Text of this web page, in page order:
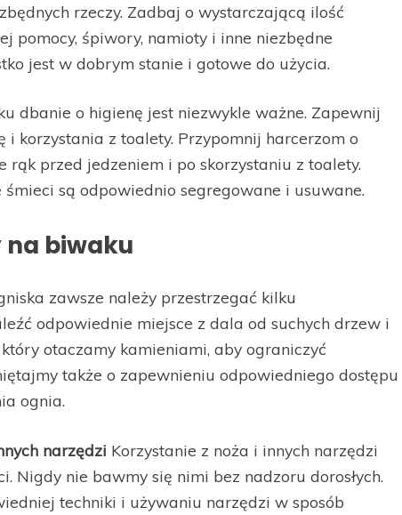
rzeczy. Zadbaj o wystarczającą ilość
pomocy, śpiwory, namioty i inne niezbędne
jest w dobrym stanie i gotowe do użycia.
dbanie o higienę jest niezwykle ważne. Zapewnij
korzystania z toalety. Przypomnij harcerzom o
rąk przed jedzeniem i po skorzystaniu z toalety.
są odpowiednio segregowane i usuwane.
na biwaku
zawsze należy przestrzegać kilku
odpowiednie miejsce z dala od suchych drzew i
otaczamy kamieniami, aby ograniczyć
także o zapewnieniu odpowiedniego dostępu
ognia.
narzędzi Korzystanie z noża i innych narzędzi
Nigdy nie bawmy się nimi bez nadzoru dorosłych.
techniki i używaniu narzędzi w sposób